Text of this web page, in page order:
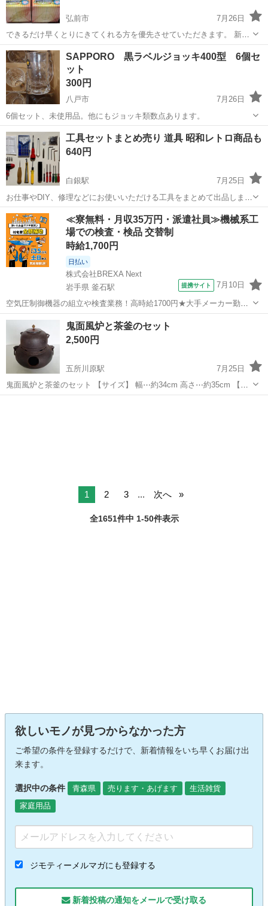
弘前市
7月26日
できるだけ早くとりにきてくれる方を優先させていただきます。 新品
未使用未開封品です。 よろしくおねがいします。
青森 弘前市 セット
SAPPORO 黒ラベルジョッキ400型 6個セ
ット
300円
八戸市
7月26日
6個セット、未使用品。他にもジョッキ類数点あります。
青森 八戸市 家庭用品
工具セットまとめ売り 道具 昭和レトロ商品も
640円
白銀駅
7月25日
お仕事やDIY、修理などにお使いいただける工具をまとめて出品しま
す。 主に中古品ですが、まだまだ使えるものばかりです。 --- セット
内容（画像内で、赤いXでマークされた商品は売り切れです） • （新...
青森 八戸市 白銀駅 家庭用品 レトロ
≪寮無料・月収35万円・派遣社員≫機械系工
場での検査・検品 交替制
時給1,700円
日払い
株式会社BREXA Next
岩手県 釜石駅
提携サイト 7月10日
空気圧制御機器の組立や検査業務！高時給1700円★大手メーカー勤
務！嬉しい寮費無料！ワンルーム寮完備★マイカー通勤OK＆工場敷地
内に無料駐車場あり★！《岩手県釜石市》 人気の工場のお仕事 ◇空気
圧制御機器（シリンダ、バルブ...
岩手 釜石駅 その他
鬼面風炉と茶釜のセット
2,500円
五所川原駅
7月25日
鬼面風炉と茶釜のセット 【サイズ】 幅⋯約34cm 高さ⋯約35cm 【状
態】 古い物で茶釜の内側は大分錆ています。 ＃アンティーク ＃骨董
1 2 3 ... 次へ
全1651件中 1-50件表示
欲しいモノが見つからなかった方
ご希望の条件を登録するだけで、新着情報をいち早くお届け出
来ます。
選択中の条件 青森県 売ります・あげます
生活雑貨
家庭用品
ジモティーメルマガにも登録する
新着投稿の通知をメールで受け取る